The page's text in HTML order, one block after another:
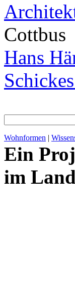
Cottbus
Hans
Wohnformen |
Ein
im